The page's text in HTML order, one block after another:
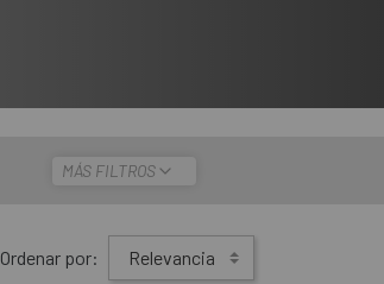
MÁS FILTROS
Ordenar por: Relevancia